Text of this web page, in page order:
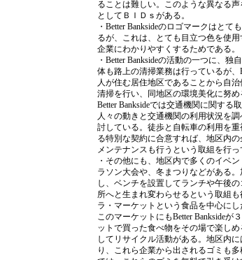
ることは難しい。このような異なる
としてＢＩＤｓがある。
・Better Banksideのロゴマークはと
るが、これは、とても目立つ色を使用
企業にわかりやすくするためである。
・Better Banksideの活動の一つに、
体も路上の清掃業務は行っているが、
人が住む居住地区であることから自
清掃を行い、同地区の環境美化に努め
Better Banksideでは交通機関に関する
人々の動きと交通機関の利用状況を
討している。徒歩と自転車の利用を
る特別な契約に合意すれば、地区内
メンテナンスも行うという取組を行っ
・その他にも、地区内で多くのイベ
ラソン大会や、冬まつりなどがある
し、ベンチを設置してランチや午後
所へと生まれ変わらせるという取組
ラ・マーケットという食品を中心にし
このマーケットにもBetter Banksideが
ットで買った食べ物をその場で楽し
してリサイクル活動がある。地区内
り、これら企業から出されるゴミも多